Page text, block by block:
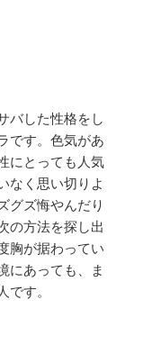
バした性格をし
です。色気があ
にとっても人気
なく思い切りよ
グズ悔やんだり
の方法を探し出
胸が据わってい
にあっても、ま
です。